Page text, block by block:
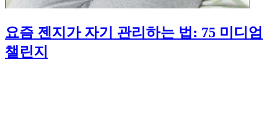
요즘 젠지가 자기 관리하는 법: 75 미디엄
챌린지